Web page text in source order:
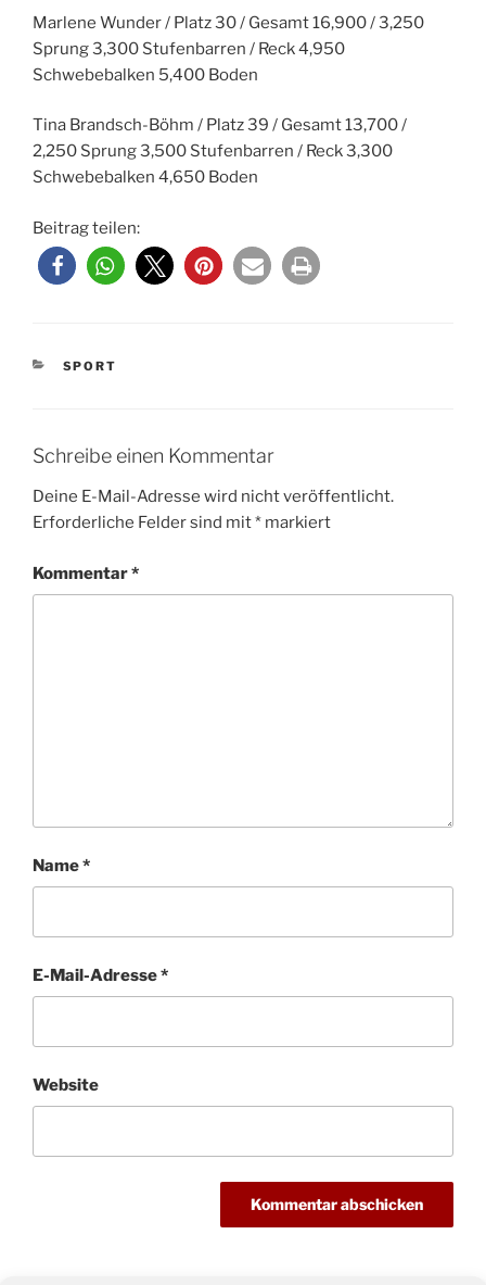
Marlene Wunder / Platz 30 / Gesamt 16,900 / 3,250
Sprung 3,300 Stufenbarren / Reck 4,950
Schwebebalken 5,400 Boden
Tina Brandsch-Böhm / Platz 39 / Gesamt 13,700 /
2,250 Sprung 3,500 Stufenbarren / Reck 3,300
Schwebebalken 4,650 Boden
Beitrag teilen:
KATEGORIEN
SPORT
Schreibe einen Kommentar
Deine E-Mail-Adresse wird nicht veröffentlicht.
Erforderliche Felder sind mit* markiert
Kommentar*
Name*
E-Mail-Adresse*
Website